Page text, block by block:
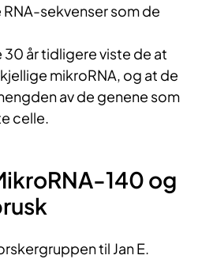
sekvenser som de
30 år tidligere viste de at
mikroRNA, og at de
av de genene som
celle.
140 og
til Jan E.